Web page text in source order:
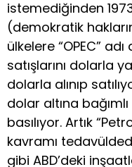
istemediğinden
(demokratik
ülkelere “OPEC”
satışlarını dolarla
dolarla alınıp
dolar altına
basılıyor. Artık
kavramı
gibi ABD’deki